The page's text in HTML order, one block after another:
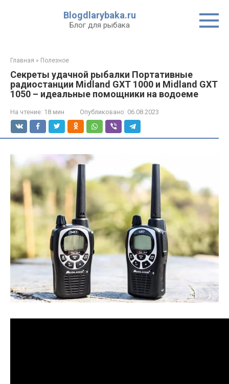
Blogdlarybaka.ru
Блог для рыбака
Главная » Полезное
Секреты удачной рыбалки Портативные
радиостанции Midland GXT 1000 и Midland GXT
1050 – идеальные помощники на водоеме
На чтение: 18 мин Опубликовано: 06.08.2023